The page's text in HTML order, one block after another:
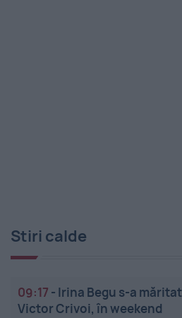
Stiri calde
09:17 - Irina Begu s-a
Victor Crivoi, în weekend